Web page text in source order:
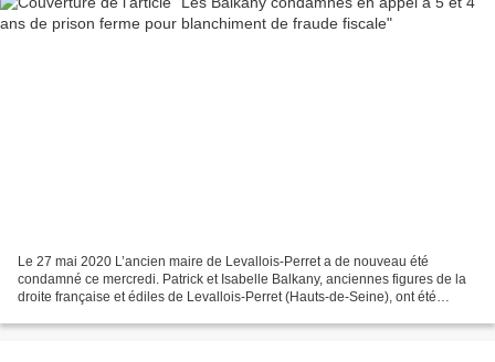
Le 27 mai 2020 L’ancien maire de Levallois-Perret a de nouveau été
condamné ce mercredi. Patrick et Isabelle Balkany, anciennes figures de la
droite française et édiles de Levallois-Perret (Hauts-de-Seine), ont été